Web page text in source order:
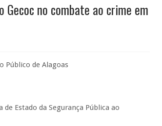
Gecoc no combate ao crime em
Público de Alagoas
Estado da Segurança Pública ao